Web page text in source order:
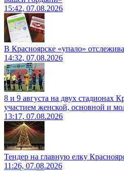
15:42, 07.08.2026
В Красноярске «упало»
14:32, 07.08.2026
8 и 9 августа на двух стадионах
участием женской, основной и
13:17, 07.08.2026
Тендер на главную елку
11:26, 07.08.2026